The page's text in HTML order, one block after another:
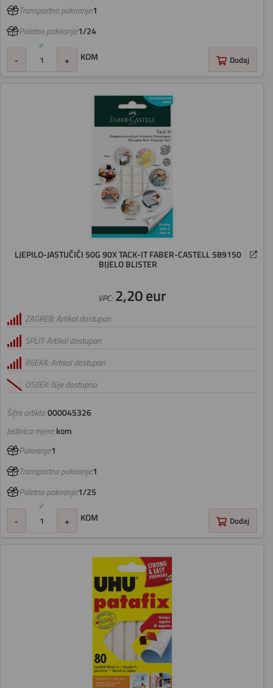
Transportno pakiranje:1
Paletno pakiranje:1/24
- + KOM Dodaj
LJEPILO-JASTUČIĆI 50G 90X TACK-IT FABER-CASTELL 589150
BIJELO BLISTER
Šifra artikla:000045326
VPC:2,20 eur
ZAGREB: Artikal dostupan
SPLIT: Artikal dostupan
RIJEKA: Artikal dostupan
OSIJEK: Nije dostupno
Jedinica mjere:kom
Pakiranje:1
Transportno pakiranje:1
Paletno pakiranje:1/25
- + KOM Dodaj